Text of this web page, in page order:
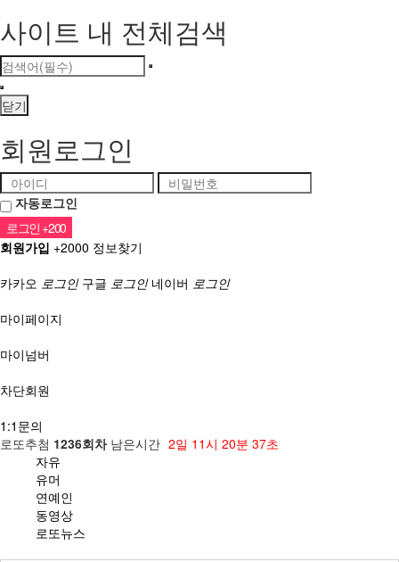
사이트 내 전체검색
닫기
회원로그인
자동로그인
회원가입 +2000 정보찾기
카카오 로그인 구글 로그인 네이버 로그인
마이페이지
마이넘버
차단회원
1:1문의
로또추첨 1236회차남은시간 2일 11시 20분 36초
자유
유머
연예인
동영상
로또뉴스